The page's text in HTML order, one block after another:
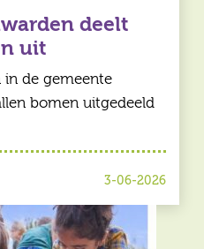
deelt
uit
in de gemeente
bomen uitgedeeld
3-06-2026